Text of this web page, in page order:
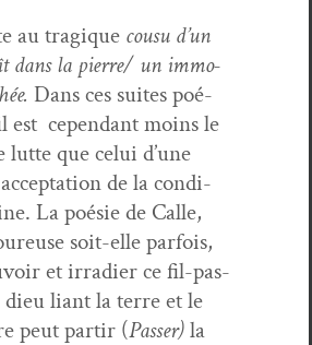
au trag­ique cousu d’un
dans la pierre/ un immo­
Dans ces suites poé­
est cepen­dant moins le
lutte que celui d’une
de la con­di­
La poésie de Calle,
soit-elle par­fois,
et irradier ce fil-pas­
dieu liant la terre et le
peut par­tir (Pass­er)la